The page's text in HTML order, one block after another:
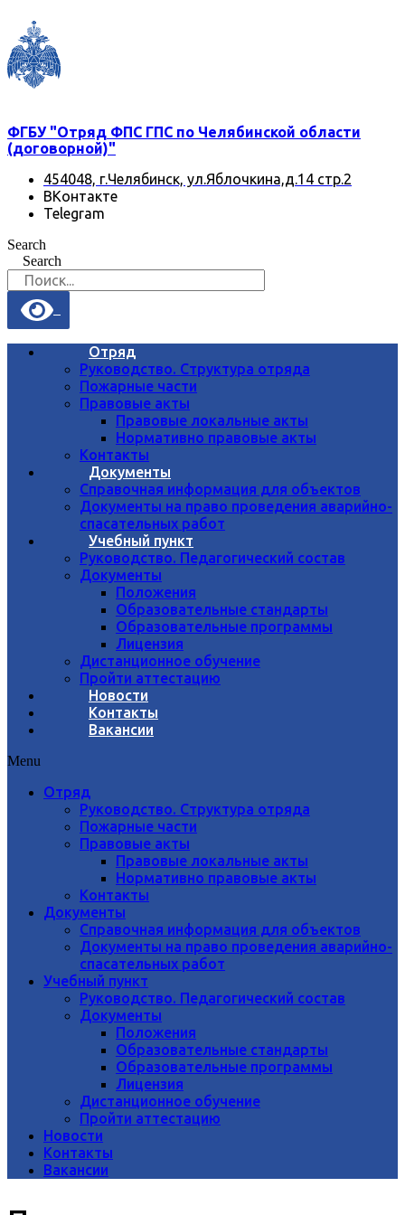
содержимому
ФГБУ "Отряд ФПС ГПС по Челябинской области
(договорной)"
454048, г.Челябинск, ул.Яблочкина,д.14 стр.2
ВКонтакте
Telegram
Search
Search
Отряд
Руководство. Структура отряда
Пожарные части
Правовые акты
Правовые локальные акты
Нормативно правовые акты
Контакты
Документы
Справочная информация для объектов
Документы на право проведения аварийно-
спасательных работ
Учебный пункт
Руководство. Педагогический состав
Документы
Положения
Образовательные стандарты
Образовательные программы
Лицензия
Дистанционное обучение
Пройти аттестацию
Новости
Контакты
Вакансии
Menu
Отряд
Руководство. Структура отряда
Пожарные части
Правовые акты
Правовые локальные акты
Нормативно правовые акты
Контакты
Документы
Справочная информация для объектов
Документы на право проведения аварийно-
спасательных работ
Учебный пункт
Руководство. Педагогический состав
Документы
Положения
Образовательные стандарты
Образовательные программы
Лицензия
Дистанционное обучение
Пройти аттестацию
Новости
Контакты
Вакансии